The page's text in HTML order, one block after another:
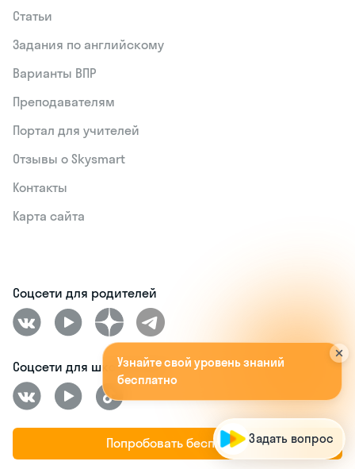
Попробовать бесплатно
Статьи
Задания по английскому
Варианты ВПР
Преподавателям
Портал для учителей
Отзывы о Skysmart
Контакты
Карта сайта
Соцсети для родителей
Соцсети для школьников
бесплатно!А попромокодуOR
м|